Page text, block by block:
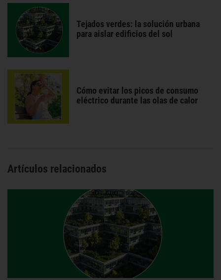
Tejados verdes: la solución urbana
para aislar edificios del sol
Cómo evitar los picos de consumo
eléctrico durante las olas de calor
Artículos relacionados